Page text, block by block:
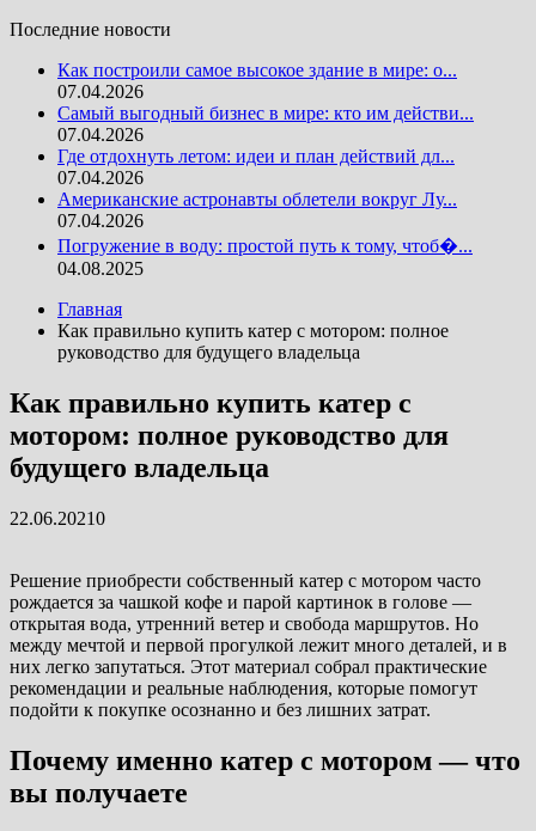
Последние новости
Как построили самое высокое здание в мире: о...
07.04.2026
Самый выгодный бизнес в мире: кто им действи...
07.04.2026
Где отдохнуть летом: идеи и план действий дл...
07.04.2026
Американские астронавты облетели вокруг Лу...
07.04.2026
Погружение в воду: простой путь к тому, чтоб�...
04.08.2025
Главная
Как правильно купить катер с мотором: полное
руководство для будущего владельца
Как правильно купить катер с
мотором: полное руководство для
будущего владельца
22.06.20210
Решение приобрести собственный катер с мотором часто
рождается за чашкой кофе и парой картинок в голове —
открытая вода, утренний ветер и свобода маршрутов. Но
между мечтой и первой прогулкой лежит много деталей, и в
них легко запутаться. Этот материал собрал практические
рекомендации и реальные наблюдения, которые помогут
подойти к покупке осознанно и без лишних затрат.
Почему именно катер с мотором — что
вы получаете